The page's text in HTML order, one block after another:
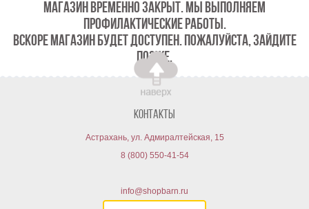
МАГАЗИН ВРЕМЕННО ЗАКРЫТ. МЫ ВЫПОЛНЯЕМ
ПРОФИЛАКТИЧЕСКИЕ РАБОТЫ.
ВСКОРЕ МАГАЗИН БУДЕТ ДОСТУПЕН. ПОЖАЛУЙСТА, ЗАЙДИТЕ
ПОЗЖЕ.
Контакты
Астрахань, ул. Адмиралтейская, 15
8 (800) 550-41-54
info@shopbarn.ru